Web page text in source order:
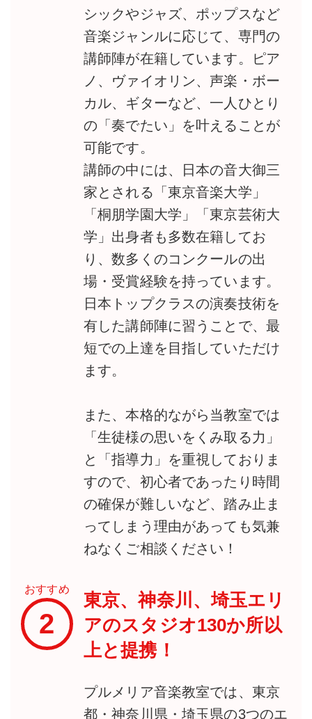
シックやジャズ、ポップスなど
音楽ジャンルに応じて、専門の
講師陣が在籍しています。ピア
ノ、ヴァイオリン、声楽・ボー
カル、ギターなど、一人ひとり
の「奏でたい」を叶えることが
可能です。
講師の中には、日本の音大御三
家とされる「東京音楽大学」
「桐朋学園大学」「東京芸術大
学」出身者も多数在籍してお
り、数多くのコンクールの出
場・受賞経験を持っています。
日本トップクラスの演奏技術を
有した講師陣に習うことで、最
短での上達を目指していただけ
ます。
また、本格的ながら当教室では
「生徒様の思いをくみ取る力」
と「指導力」を重視しておりま
すので、初心者であったり時間
の確保が難しいなど、踏み止ま
ってしまう理由があっても気兼
ねなくご相談ください！
おすすめ
2
東京、神奈川、埼玉エリ
アのスタジオ130か所以
上と提携！
プルメリア音楽教室では、東京
都・神奈川県・埼玉県の3つのエ